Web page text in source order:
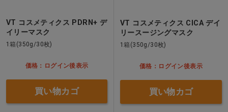
VT コスメティクス PDRN+ デ
イリーマスク
1箱(350g/30枚)
価格：ログイン後表示
買い物カゴ
VT コスメティクス CICA デイ
リースージングマスク
1箱(350g/30枚)
価格：ログイン後表示
買い物カゴ